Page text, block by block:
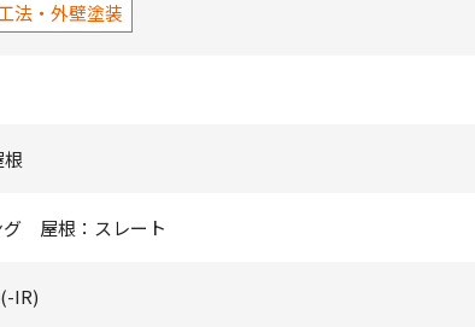
法・外壁塗装
グ 屋根：スレート
IR)